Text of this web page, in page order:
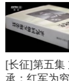
[长征]第五集
承：红军为